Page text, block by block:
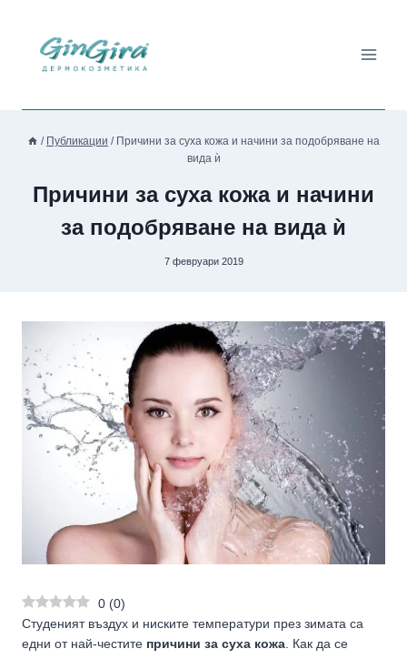
/ Публикации / Причини за суха кожа и начини за подобряване на
вида ѝ
Причини за суха кожа и начини
за подобряване на вида ѝ
7 февруари 2019
0 (0)
Студеният въздух и ниските температури през зимата са
едни от най-честите причини за суха кожа . Как да се